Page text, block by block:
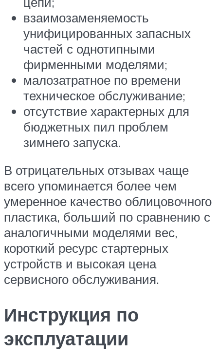
взаимозаменяемость
унифицированных запасных
частей с однотипными
фирменными моделями;
малозатратное по времени
техническое обслуживание;
отсутствие характерных для
бюджетных пил проблем
зимнего запуска.
В отрицательных отзывах чаще
всего упоминается более чем
умеренное качество облицовочного
пластика, больший по сравнению с
аналогичными моделями вес,
короткий ресурс стартерных
устройств и высокая цена
сервисного обслуживания.
Инструкция по
эксплуатации